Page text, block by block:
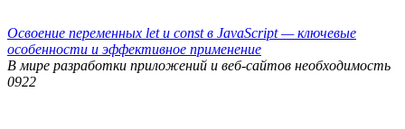
Освоение переменных let и const в JavaScript — ключевые
особенности и эффективное применение
В мире разработки приложений и веб-сайтов необходимость
0922